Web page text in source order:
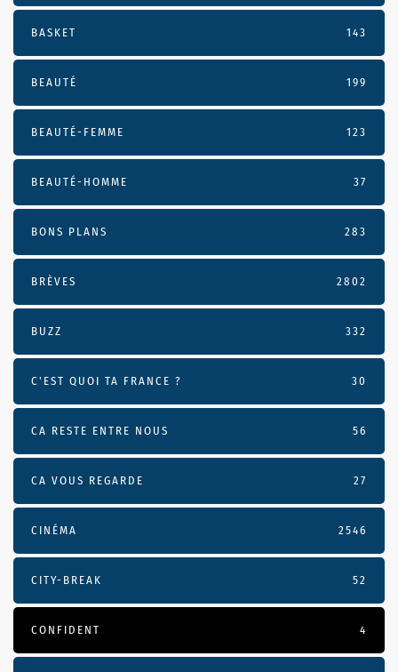
BASKET 143
BEAUTÉ 199
BEAUTÉ-FEMME 123
BEAUTÉ-HOMME 37
BONS PLANS 283
BRÈVES 2802
BUZZ 332
C'EST QUOI TA FRANCE ? 30
CA RESTE ENTRE NOUS 56
CA VOUS REGARDE 27
CINÉMA 2546
CITY-BREAK 52
CONFIDENT 4